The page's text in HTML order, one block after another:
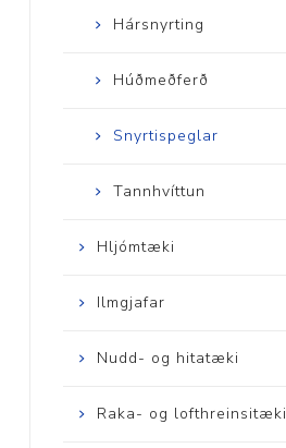
Hársnyrting
Húðmeðferð
Snyrtispeglar
Tannhvíttun
Hljómtæki
Ilmgjafar
Nudd- og hitatæki
Raka- og lofthreinsitæki